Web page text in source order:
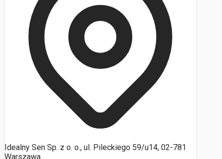
Idealny Sen Sp. z o. o., ul. Pileckiego 59/u14, 02-781
Warszawa